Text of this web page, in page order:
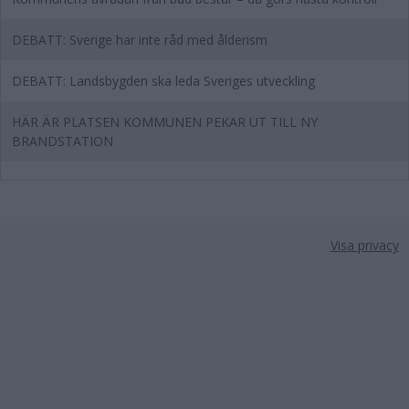
DEBATT: Sverige har inte råd med ålderism
DEBATT: Landsbygden ska leda Sveriges utveckling
HÄR ÄR PLATSEN KOMMUNEN PEKAR UT TILL NY
BRANDSTATION
Visa privacy